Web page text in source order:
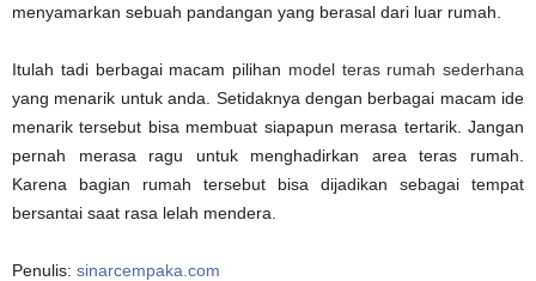
menyamarkan sebuah pandangan yang berasal dari luar rumah.
Itulah tadi berbagai macam pilihan model teras rumah sederhana
yang menarik untuk anda. Setidaknya dengan berbagai macam ide
menarik tersebut bisa membuat siapapun merasa tertarik. Jangan
pernah merasa ragu untuk menghadirkan area teras rumah.
Karena bagian rumah tersebut bisa dijadikan sebagai tempat
bersantai saat rasa lelah mendera.
Penulis: sinarcempaka.com